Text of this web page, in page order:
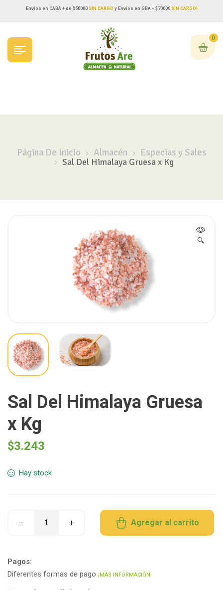
Envíos en CABA + de $50000SIN CARGO y Envíos en GBA + $70000 SIN CARGO!
0
Página De Inicio Almacén Especias y Sales
Sal Del Himalaya Gruesa x Kg
🔍
Sal Del Himalaya Gruesa
x Kg
$3.243
Hay stock
Agregar al carrito
Pagos:
Diferentes formas de pago ¡MÁS INFORMACIÓN!